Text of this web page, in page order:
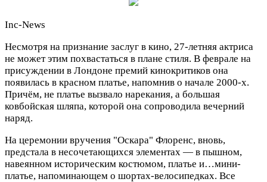
Inc-News
Несмотря на признание заслуг в кино, 27-летняя актриса
не может этим похвастаться в плане стиля. В феврале на
присуждении в Лондоне премий кинокритиков она
появилась в красном платье, напомнив о начале 2000-х.
Причём, не платье вызвало нарекания, а большая
ковбойская шляпа, которой она сопроводила вечерний
наряд.
На церемонии вручения "Оскара" Флоренс, вновь,
предстала в несочетающихся элементах — в пышном,
навеянном историческим костюмом, платье и…мини-
платье, напоминающем о шортах-велосипедках. Все